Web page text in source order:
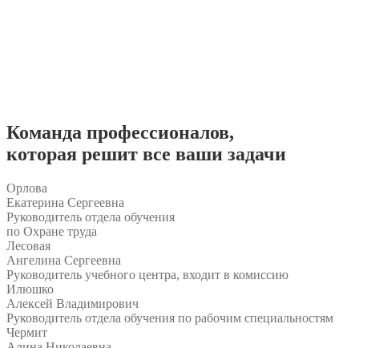
Команда профессионалов,
которая решит все ваши задачи
Орлова
Екатерина Сергеевна
Руководитель отдела обучения
по Охране труда
Лесовая
Ангелина Сергеевна
Руководитель учебного центра, входит в комиссию
Илюшко
Алексей Владимирович
Руководитель отдела обучения по рабочим специальностям
Чермит